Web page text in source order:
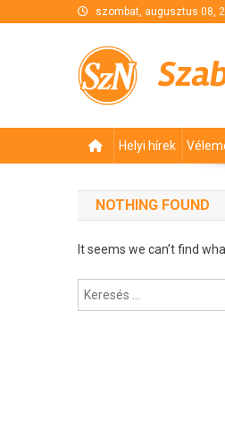
szombat, augusztus 08,
Helyi hírek
NOTHING FOUND
It seems we can’t find
Keresés: